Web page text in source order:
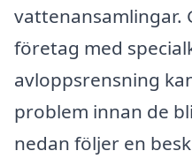
vattenansamlingar.
företag med
avloppsrensning
problem innan de
nedan följer en